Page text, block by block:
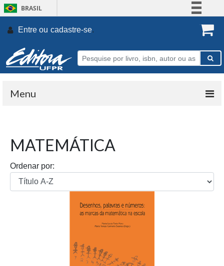
BRASIL
Participe
Entre ou cadastre-se.
Menu
MATEMÁTICA
Ordenar por: